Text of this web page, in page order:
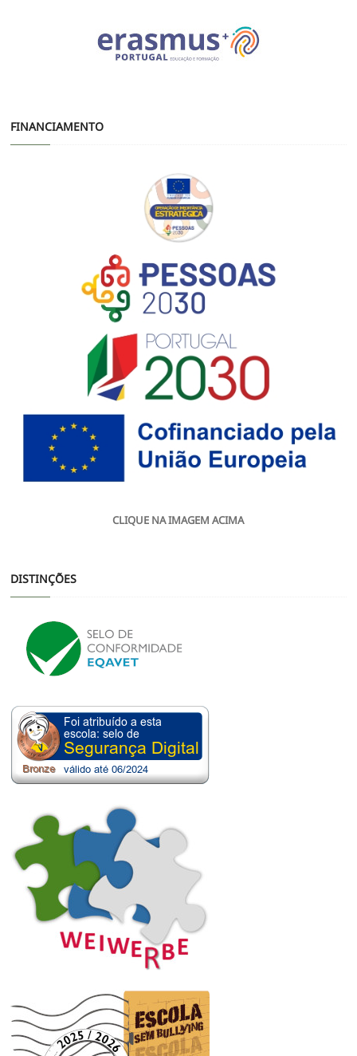
FINANCIAMENTO
CLIQUE NA IMAGEM ACIMA
DISTINÇÕES